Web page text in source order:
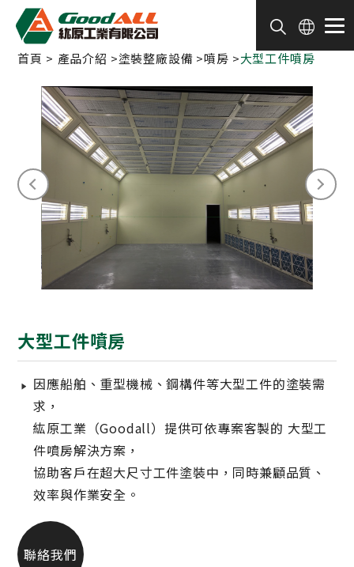
首頁 產品介紹 塗裝整廠設備 噴房 大型工件噴房
大型工件噴房
因應船舶、重型機械、鋼構件等大型工件的塗裝需
求，
紘原工業（Goodall）提供可依專案客製的 大型工
件噴房解決方案，
協助客戶在超大尺寸工件塗裝中，同時兼顧品質、
效率與作業安全。
聯絡我們
Cookie管理面板